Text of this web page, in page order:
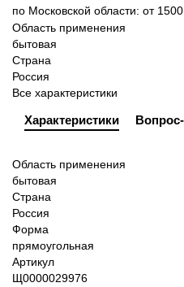
по Московской области: от
Область применения
бытовая
Страна
Россия
Все характеристики
Характеристики
Область применения
бытовая
Страна
Россия
Форма
прямоугольная
Артикул
Щ0000029976